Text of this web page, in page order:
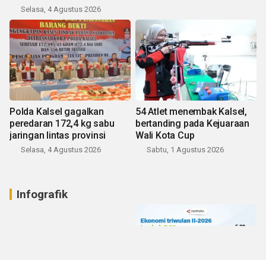
Selasa, 4 Agustus 2026
Polda Kalsel gagalkan
peredaran 172,4 kg sabu
jaringan lintas provinsi
Selasa, 4 Agustus 2026
54 Atlet menembak Kalsel,
bertanding pada Kejuaraan
Wali Kota Cup
Sabtu, 1 Agustus 2026
Infografik